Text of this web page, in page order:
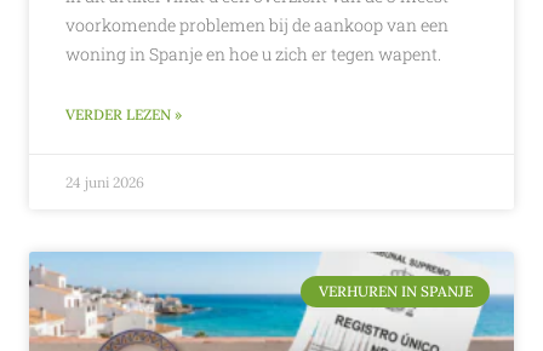
voorkomende problemen bij de aankoop van een
woning in Spanje en hoe u zich er tegen wapent.
VERDER LEZEN »
24 juni 2026
VERHUREN IN SPANJE